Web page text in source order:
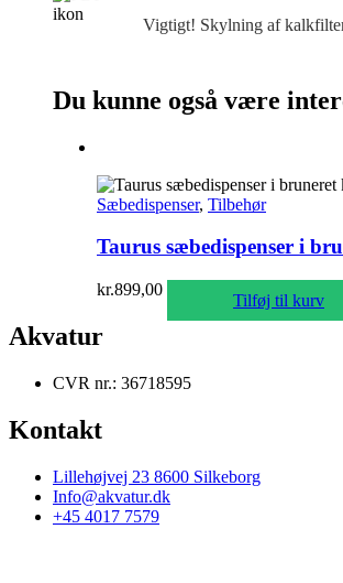
Vigtigt! Skylning af
Du kunne også være
Sæbedispenser, Tilbehør
Taurus sæbedispenser i
kr.899,00
Tilføj til kurv
Akvatur
CVR nr.: 36718595
Kontakt
Lillehøjvej 23 8600 Silkeborg
Info@akvatur.dk
+45 4017 7579